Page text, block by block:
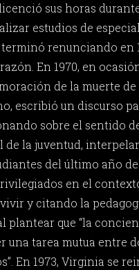
sus horas
estudios de
renunciando en
En 1970, en
de la muerte
escribió un discurso
sobre el sentido
de la juventud,
del último año
en el
y citando la
plantear que “la
una tarea mutua entre
En 1973, Virginia se